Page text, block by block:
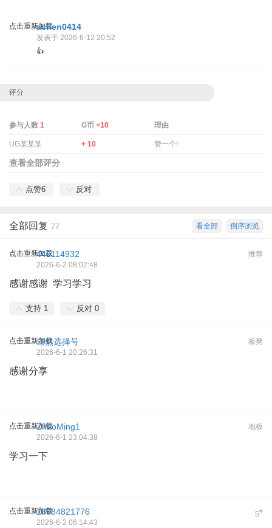
点击重新加载achen0414
发表于 2026-6-12 20:52
👍
评分
参与人数 1 G币+10 理由
UG某某某 + 10 赞一个!
查看全部评分
点赞6 反对
倒序浏览
看全部
全部回复 77
点击重新加载 推荐
442114932
2026-6-2 08:02:48
感谢感谢 学习学习
支持 1 反对 0
点击重新加载 板凳
自然选择号
2026-6-1 20:26:31
感谢分享
点击重新加载 地板
ZhaoMing1
2026-6-1 23:04:38
学习一下
点击重新加载 5#
18584821776
2026-6-2 06:14:43